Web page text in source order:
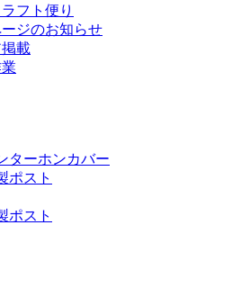
フト便り
ジのお知らせ
掲載
ターホンカバー
ポスト
ポスト